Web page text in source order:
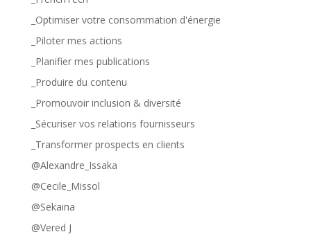
_Optimiser votre consommation d'énergie
_Piloter mes actions
_Planifier mes publications
_Produire du contenu
_Promouvoir inclusion & diversité
_Sécuriser vos relations fournisseurs
_Transformer prospects en clients
@Alexandre_Issaka
@Cecile_Missol
@Sekaina
@Vered J